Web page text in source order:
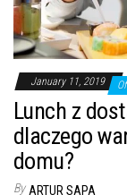
January 11, 2019
Lunch z
dlaczego
domu?
By ARTUR SAPA